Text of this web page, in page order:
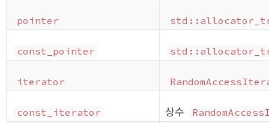
pointer
const_pointer
iterator
const_iterator 상수